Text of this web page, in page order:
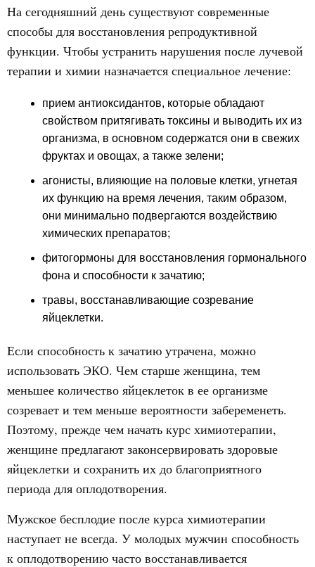
На сегодняшний день существуют современные
способы для восстановления репродуктивной
функции. Чтобы устранить нарушения после лучевой
терапии и химии назначается специальное лечение:
прием антиоксидантов, которые обладают
свойством притягивать токсины и выводить их из
организма, в основном содержатся они в свежих
фруктах и овощах, а также зелени;
агонисты, влияющие на половые клетки, угнетая
их функцию на время лечения, таким образом,
они минимально подвергаются воздействию
химических препаратов;
фитогормоны для восстановления гормонального
фона и способности к зачатию;
травы, восстанавливающие созревание
яйцеклетки.
Если способность к зачатию утрачена, можно
использовать ЭКО. Чем старше женщина, тем
меньшее количество яйцеклеток в ее организме
созревает и тем меньше вероятности забеременеть.
Поэтому, прежде чем начать курс химиотерапии,
женщине предлагают законсервировать здоровые
яйцеклетки и сохранить их до благоприятного
периода для оплодотворения.
Мужское бесплодие после курса химиотерапии
наступает не всегда. У молодых мужчин способность
к оплодотворению часто восстанавливается